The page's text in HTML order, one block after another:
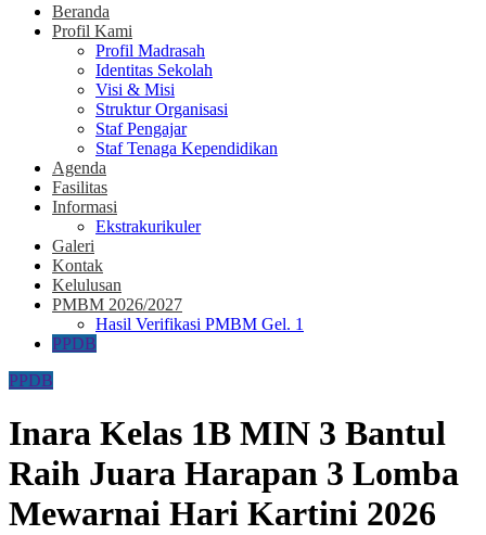
Beranda
Profil Kami
Profil Madrasah
Identitas Sekolah
Visi & Misi
Struktur Organisasi
Staf Pengajar
Staf Tenaga Kependidikan
Agenda
Fasilitas
Informasi
Ekstrakurikuler
Galeri
Kontak
Kelulusan
PMBM 2026/2027
Hasil Verifikasi PMBM Gel. 1
PPDB
PPDB
Inara Kelas 1B MIN 3 Bantul
Raih Juara Harapan 3 Lomba
Mewarnai Hari Kartini 2026